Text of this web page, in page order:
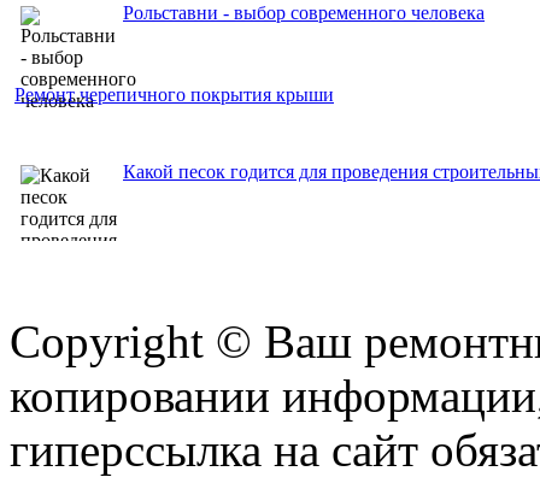
Рольставни - выбор современного человека
Ремонт черепичного покрытия крыши
Какой песок годится для проведения
Copyright © Ваш
копировании
гиперссылка на сайт